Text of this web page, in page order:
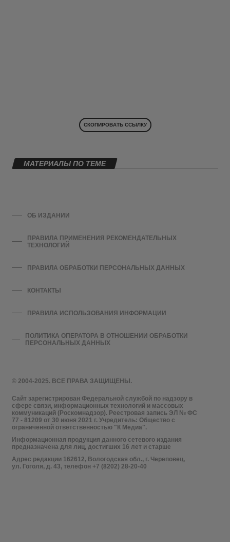
СКОПИРОВАТЬ ССЫЛКУ
МАТЕРИАЛЫ ПО ТЕМЕ
© 2004-2025. ВСЕ ПРАВА ЗАЩИЩЕНЫ.
Сайт зарегистрирован Федеральной службой по надзору в
сфере связи, информационных технологий и массовых
коммуникаций (Роскомнадзор). Реестровая запись ЭЛ № ФС
77 - 81209 от 30 июня 2021 г. Учредитель: Общество с
ограниченной ответственностью "К Медиа".
Информационная продукция данного сетевого издания
предназначена для лиц, достигших 16 лет и старше
Адрес редакции 162612, Вологодская обл., г. Череповец,
ул. Гоголя, д. 43, телефон +7 (8202) 28-20-40
ОБ ИЗДАНИИ
ПРАВИЛА ПРИМЕНЕНИЯ РЕКОМЕНДАТЕЛЬНЫХ
ТЕХНОЛОГИЙ
ПРАВИЛА ОБРАБОТКИ ПЕРСОНАЛЬНЫХ ДАННЫХ
КОНТАКТЫ
ПРАВИЛА ИСПОЛЬЗОВАНИЯ ИНФОРМАЦИИ
ПОЛИТИКА ОПЕРАТОРА В ОТНОШЕНИИ ОБРАБОТКИ
ПЕРСОНАЛЬНЫХ ДАННЫХ